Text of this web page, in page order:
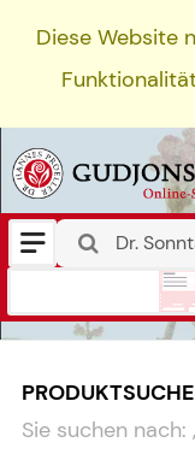
Diese Website
PRODUKTSUCHE
Sie suchen nach: